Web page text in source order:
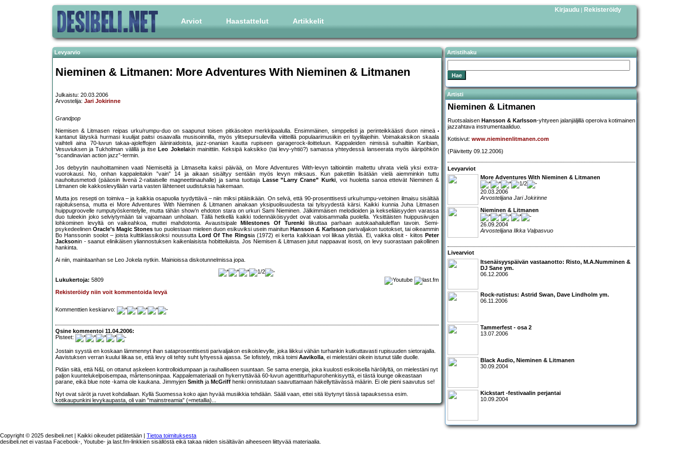
Arviot Haastattelut Artikkelit
Kirjaudu | Rekisteröidy
Levyarvio
Nieminen & Litmanen: More Adventures With Nieminen & Litmanen
Julkaistu: 20.03.2006
Arvostelija: Jari Jokirinne
Grandpop
Niemisen & Litmasen reipas urku/rumpu-duo on saapunut toisen pitkäsoiton merkkipaalulla. Ensimmäinen, simppelisti ja perinteikkäästi duon nimeä
kantanut lätyskä hurmasi kuulijat paitsi osaavalla musisoinnilla, myös ylitsepursuilevilla viitteillä populaarimusiikin eri tyylilajeihin. Voimakaksikon skaala
vaihteli aina 70-luvun takaa-ajoleffojen ääniraidoista, jazz-onanian kautta rupiseen garagerock-iloitteluun. Kappaleiden nimissä suhailtiin Karibian,
Vesuviuksen ja Tukholman välillä ja itse Leo Jokelakin mainittiin. Keksipä kaksikko (tai levy-yhtiö?) samassa yhteydessä lanseerata myös ääripöhkön
”scandinavian action jazz”-termin.
Jos debyytin nauhoittaminen vaati Niemiseltä ja Litmaselta kaksi päivää, on More Adventures With-levyn taltiointiin maltettu uhrata vielä yksi extra-
vuorokausi. No, onhan kappaleitakin ”vain” 14 ja aikaan sisältyy sentään myös levyn miksaus. Kun pakettiin lisätään vielä aiemminkin tuttu
nauhoitusmetodi (pääosin livenä 2-raitaiselle magneettinauhalle) ja sama tuottaja Lasse ”Larry Crane” Kurki, voi huoletta sanoa etteivät Nieminen &
Litmanen ole kakkoslevyllään varta vasten lähteneet uudistuksia hakemaan.
Mutta jos resepti on toimiva – ja kaikkia osapuolia tyydyttävä – niin miksi pitäisikään. On selvä, että 90-prosenttisesti urku/rumpu-vetoinen ilmaisu sisältää
rajoituksensa, mutta ei More Adventures With Nieminen & Litmanen ainakaan yksipuolisuudesta tai tylsyydestä kärsi. Kaikki kunnia Juha Litmasen
huippugroovelle rumputyöskentelylle, mutta tähän show’n ehdoton stara on urkuri Sami Nieminen. Jälkimmäisen melodioiden ja kekseliäisyyden varassa
duo tuleekin joko selviytymään tai vajoamaan unholaan. Tällä hetkellä kaikki todennäköisyydet ovat valoisammalla puolella. Yksittäisten huippusiivujen
lohkominen levyltä on vaikeahkoa, muttei mahdotonta. Avaustsipale
Milestones Of Turenki liikuttaa parhaan autokaahailuleffan tavoin. Semi-
psykedeelinenOracle’s Magic Stones tuo puolestaan mieleen duon esikuviksi usein mainitun Hansson & Karlsson parivaljakon tuotokset, tai oikeammin
Bo Hanssonin soolot – joista kulttiklassikoksi noussutta Lord Of The Ringsia (1972) ei kerta kaikkiaan voi liikaa ylistää. Ei, vaikka olisit - kiitos Peter
Jacksonin - saanut elinikäisen yliannostuksen kaikenlaisista hobitteiluista. Jos Niemisen & Litmasen jutut nappaavat isosti, on levy suorastaan pakollinen
hankinta.
Ai niin, mainitaanhan se Leo Jokela nytkin. Mainioissa diskotunnelmissa jopa.
Lukukertoja: 5809
Rekisteröidy niin voit kommentoida levyä
Kommenttien keskiarvo:
Qsine kommentoi 11.04.2006:
Pisteet:
Jostain syystä en koskaan lämmennyt ihan sataprosenttisesti parivaljakon esikoislevylle, joka liikkui vähän turhankin kutkuttavasti rupisuuden sietorajalla.
Aavistuksen verran kuului liikaa se, että levy oli tehty suht lyhyessä ajassa. Se lofistely, mikä toimi Aavikolla , ei mielestäni oikein istunut tälle duolle.
Pidän siitä, että N&L on ottanut askeleen kontrolloidumpaan ja rauhalliseen suuntaan. Se sama energia, joka kuulosti esikoisella häröilyltä, on mielestäni nyt
paljon kuuntelukelpoisempaa, mårtensoninpaa. Kappalemateriaali on hykerryttävää 60-luvun agenttiturhapurohenkisyyttä, ei tästä lounge oikeastaan
parane, eikä blue note -kama ole kaukana. Jimmyjen Smith ja McGriff henki onnistutaan saavuttamaan häkellyttävässä määrin. Ei ole pieni saavutus se!
Nyt ovat säröt ja ruvet kohdallaan. Kyllä Suomessa koko ajan hyvää musiikkia tehdään. Sääli vaan, ettei sitä löytynyt tässä tapauksessa esim.
kotikaupunkini levykaupasta, oli vain "mainstreamia" (=metallia)...
Artistihaku
Artisti
Nieminen & Litmanen
Ruotsalaisen Hansson & Karlsson-yhtyeen jalanjäljillä operoiva kotimainen
jazzahtava instrumentaaliduo.
Kotisivut: www.nieminenlitmanen.com
(Päivitetty 09.12.2006)
Levyarviot
More Adventures With Nieminen & Litmanen
20.03.2006
Arvostelijana Jari Jokirinne
Nieminen & Litmanen
26.09.2004
Arvostelijana Ilkka Valpasvuo
Livearviot
Itsenäisyyspäivän vastaanotto: Risto, M.A.Numminen &
DJ Sane ym.
06.12.2006
Rock-rutistus: Astrid Swan, Dave Lindholm ym.
06.11.2006
Tammerfest - osa 2
13.07.2006
Black Audio, Nieminen & Litmanen
30.09.2004
Kickstart -festivaalin perjantai
10.09.2004
Copyright © 2025 desibeli.net | Kaikki oikeudet pidätetään | Tietoa toimituksesta
desibeli.net ei vastaa Facebook-, Youtube- ja last.fm-linkkien sisällöstä eikä takaa niiden sisältävän aiheeseen liittyvää materiaalia.